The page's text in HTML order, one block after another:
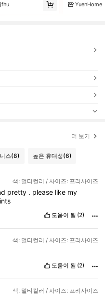
YuenHome
더 보기
스(8) 높은 휴대성(6)
색: 멀티컬러 / 사이즈: 프리사이즈
pretty . please like my
도움이 됨 (2)
색: 멀티컬러 / 사이즈: 프리사이즈
도움이 됨 (2)
색: 멀티컬러 / 사이즈: 프리사이즈